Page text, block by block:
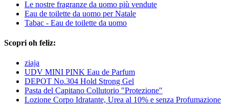
Le nostre fragranze da uomo più vendute
Eau de toilette da uomo per Natale
Tabac - Eau de toilette da uomo
Scopri oh feliz:
ziaja
UDV MINI PINK Eau de Parfum
DEPOT No.304 Hold Strong Gel
Pasta del Capitano Collutorio "Protezione"
Lozione Corpo Idratante, Urea al 10% e senza Profumazione